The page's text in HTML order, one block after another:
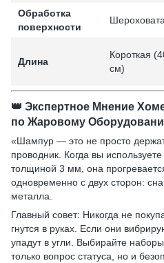
Обработка
поверхности
Длина
Короткая
см)
👑 Экспертное Мнение
по Жаровому
«Шампур — это не просто
проводник. Когда вы
толщиной 3 мм, она
одновременно с двух сторон:
металла.
Главный совет: Никогда не
гнутся в руках. Если они
упадут в угли. Выбирайте
только вопрос статуса, но и